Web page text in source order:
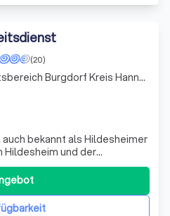
(20)
bekannt als Hildesheimer
und der
Objekt- und
dynamisches Team, die
bundesweit für Sicherheit bei
Deichbra
Arbeitsbereich Burgdorf Kreis Hannover